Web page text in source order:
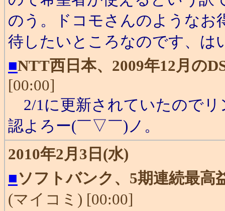
のう。ドコモさんのようなお
待したいところなのです、は
■NTT西日本、2009年12月の
[00:00]
2/1に更新されていたのでリ
認よろー(￣▽￣)ノ。
2010年2月3日(水)
■ソフトバンク、5期連続最高
(マイコミ) [00:00]